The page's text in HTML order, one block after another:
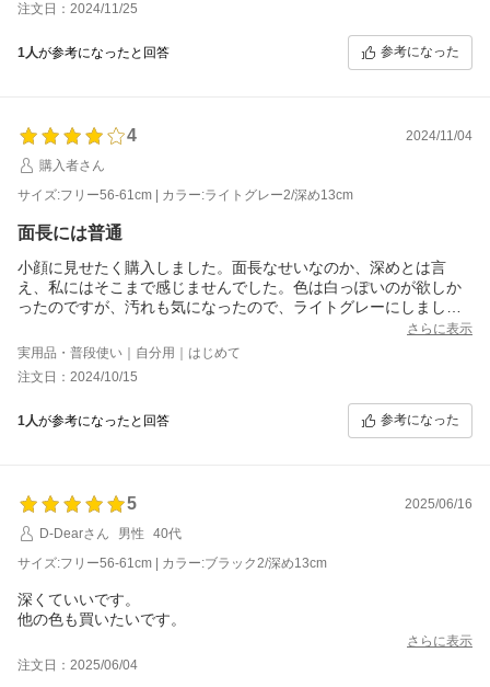
注文日：2024/11/25
1人が参考になったと回答 参考になった
4
2024/11/04
購入者さん
サイズ:フリー56-61cm | カラー:ライトグレー2/深め13cm
面長には普通
小顔に見せたく購入しました。面長なせいなのか、深めとは言
え、私にはそこまで感じませんでした。色は白っぽいのが欲しか
ったのですが、汚れも気になったので、ライトグレーにしました
さらに表示
実用品・普段使い｜自分用｜はじめて
注文日：2024/10/15
1人が参考になったと回答 参考になった
5
2025/06/16
D-Dearさん
男性
40代
サイズ:フリー56-61cm | カラー:ブラック2/深め13cm
深くていいです。
他の色も買いたいです。
さらに表示
注文日：2025/06/04